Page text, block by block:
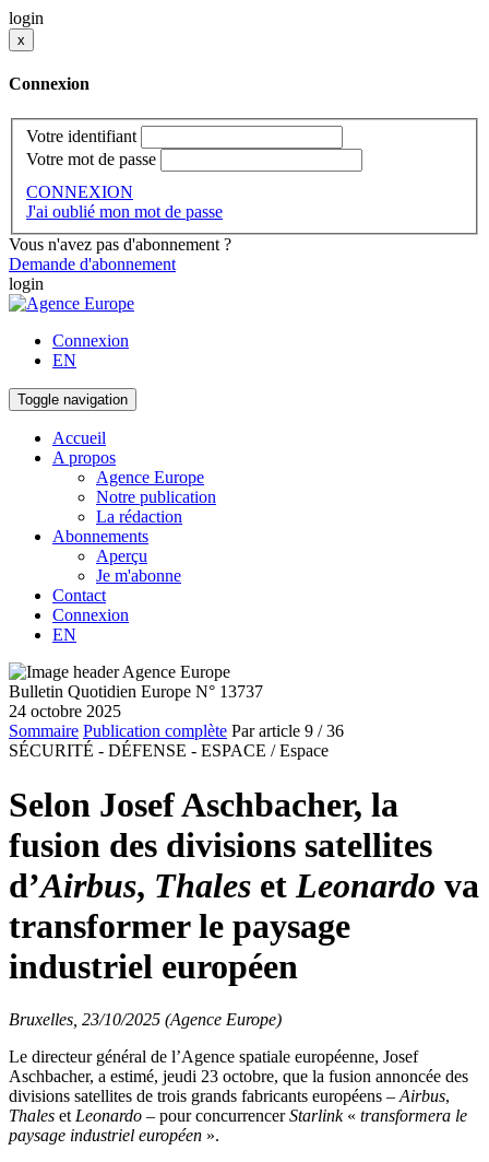
login
x
Connexion
Votre identifiant
Votre mot de passe
CONNEXION
J'ai oublié mon mot de passe
Vous n'avez pas d'abonnement ?
Demande d'abonnement
login
Connexion
EN
Toggle navigation
Accueil
A propos
Agence Europe
Notre publication
La rédaction
Abonnements
Aperçu
Je m'abonne
Contact
Connexion
EN
Bulletin Quotidien Europe N° 13737
24 octobre 2025
Sommaire Publication complète Par article 9 / 36
SÉCURITÉ - DÉFENSE - ESPACE / Espace
Selon Josef Aschbacher, la
fusion des divisions satellites
d’Airbus, Thales et Leonardo va
transformer le paysage
industriel européen
Bruxelles, 23/10/2025 (Agence Europe)
Le directeur général de l’Agence spatiale européenne, Josef
Aschbacher, a estimé, jeudi 23 octobre, que la fusion annoncée des
divisions satellites de trois grands fabricants européens – Airbus,
Thales et Leonardo – pour concurrencerStarlink« transformera le
paysage industriel européen ».